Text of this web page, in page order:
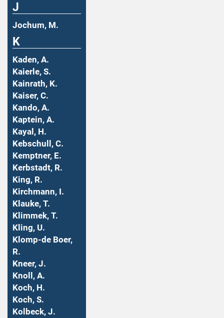
J
Jochum, M.
K
Kaden, A.
Kaierle, S.
Kainrath, K.
Kaiser, C.
Kando, A.
Kaptein, A.
Kayal, H.
Kebschull, C.
Kemptner, E.
Kerbstadt, R.
King, R.
Kirchmann, I.
Klauke, T.
Klimmek, T.
Kling, U.
Klomp-de Boer,
R.
Kneer, J.
Knoll, A.
Koch, H.
Koch, S.
Kolbeck, J.